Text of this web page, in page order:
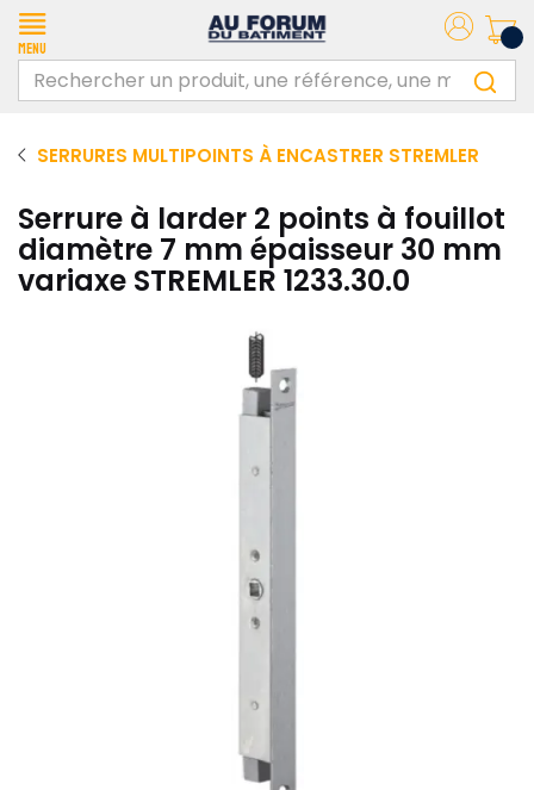
Menu
SERRURES MULTIPOINTS À ENCASTRER STREMLER
Serrure à larder 2 points à fouillot
diamètre 7 mm épaisseur 30 mm
variaxe STREMLER 1233.30.0